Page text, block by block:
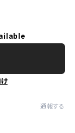
通報する